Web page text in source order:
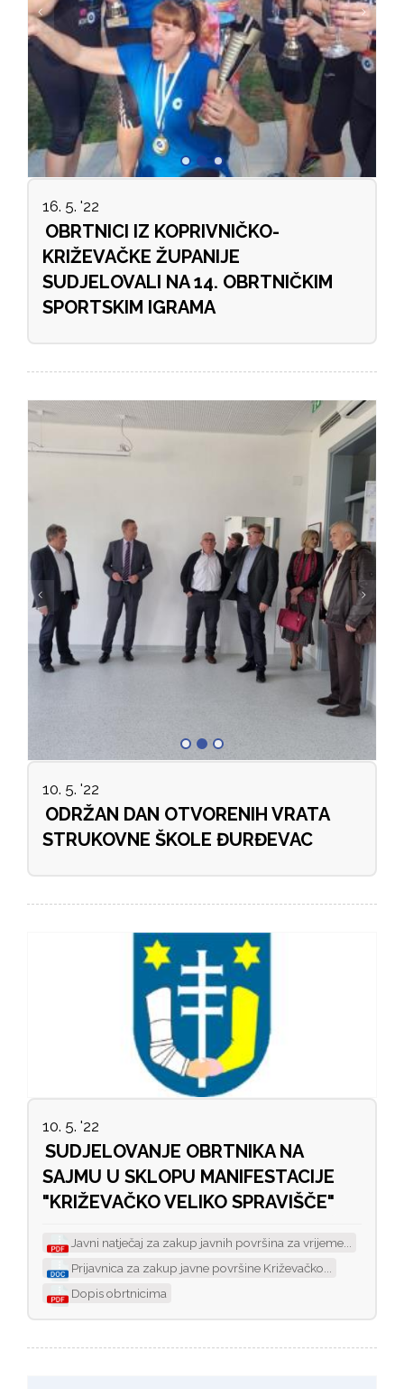
16. 5. '22
OBRTNICI IZ KOPRIVNIČKO-
KRIŽEVAČKE ŽUPANIJE
SUDJELOVALI NA 14. OBRTNIČKIM
SPORTSKIM IGRAMA
10. 5. '22
ODRŽAN DAN OTVORENIH VRATA
STRUKOVNE ŠKOLE ĐURĐEVAC
10. 5. '22
SUDJELOVANJE OBRTNIKA NA
SAJMU U SKLOPU MANIFESTACIJE
"KRIŽEVAČKO VELIKO SPRAVIŠČE"
Javni natječaj za zakup javnih površina za vrijeme...
Prijavnica za zakup javne površine Križevačko...
Dopis obrtnicima